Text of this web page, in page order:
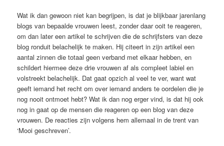
Wat ik dan gewoon niet kan begrijpen, is dat je blijkbaar jarenlang
blogs van bepaalde vrouwen leest, zonder daar ooit te reageren,
om dan later een artikel te schrijven die de schrijfsters van deze
blog ronduit belachelijk te maken. Hij citeert in zijn artikel een
aantal zinnen die totaal geen verband met elkaar hebben, en
schildert hiermee deze drie vrouwen af als compleet labiel en
volstreekt belachelijk. Dat gaat opzich al veel te ver, want wat
geeft iemand het recht om over iemand anders te oordelen die je
nog nooit ontmoet hebt? Wat ik dan nog erger vind, is dat hij ook
nog in gaat op de mensen die reageren op een blog van deze
vrouwen. De reacties zijn volgens hem allemaal in de trent van
‘Mooi geschreven’.